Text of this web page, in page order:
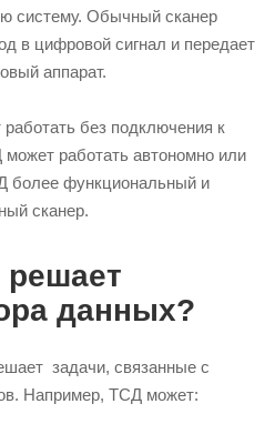
систему. Обычный сканер
в цифровой сигнал и передает
аппарат.
без подключения к
может работать автономно или
более функциональный и
сканер.
решает
данных?
задачи, связанные с
Например, ТСД может: